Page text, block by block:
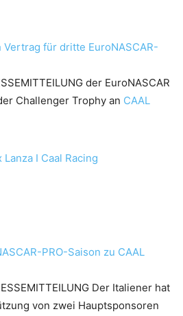
Vertrag für dritte EuroNASCAR-
der EuroNASCAR
Challenger Trophy an CAAL
I Caal Racing
PRO-Saison zu CAAL
Der Italiener hat
von zwei Hauptsponsoren